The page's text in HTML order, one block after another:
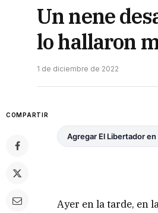
Un nene
lo hallaron
1 de diciembre de 2022
COMPARTIR
Agregar El Libertador en
Ayer en la tarde, en